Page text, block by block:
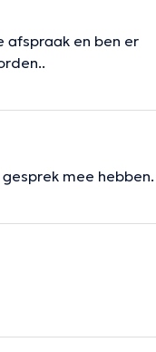
afspraak en ben er
mee hebben.